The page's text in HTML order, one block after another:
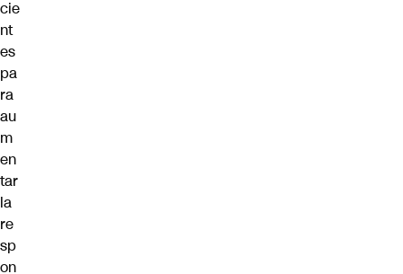
cie
nt
es
pa
ra
au
m
en
tar
la
re
sp
on